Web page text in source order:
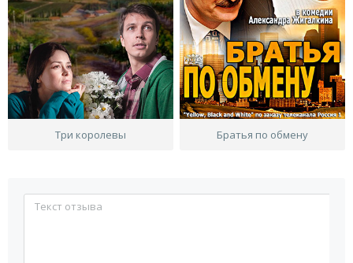
Три королевы Братья по обмену